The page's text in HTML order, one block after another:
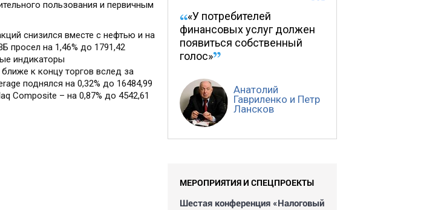
пользования и первичным
снизился вместе с нефтью и на
просел на 1,46% до 1791,42
индикаторы
к концу торгов вслед за
поднялся на 0,32% до 16484,99
Composite – на 0,87% до 4542,61
«У потребителей
финансовых услуг должен
появиться собственный
голос»
Анатолий
Гавриленко и Петр
Лансков
МЕРОПРИЯТИЯ И СПЕЦПРОЕКТЫ
Шестая конференция «Налоговый